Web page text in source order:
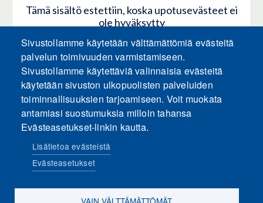
Tämä sisältö estettiin, koska upotusevästeet ei
ole hyväksytty
HYVÄKSY KAIKKI EVÄSTEET
Hyväksy vain upotusevästeet
Sosiaalinen media
Sivustollamme käytetään välttämättömiä evästeitä
palvelun toimivuuden varmistamiseen.
Sivustollamme käytettäviä valinnaisia evästeitä
käytetään sivuston ulkopuolisten palveluiden
toiminnallisuuksien tarjoamiseen. Voit muokata
antamiasi suostumuksia milloin tahansa
Evästeasetukset-linkin kautta.
Lisätietoa evästeistä
Evästeasetukset
VAIN VÄLTTÄMÄTTÖMÄT